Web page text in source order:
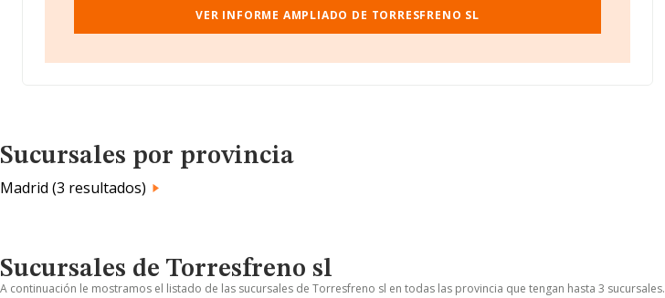
VER INFORME AMPLIADO DE TORRESFRENO SL
Sucursales por provincia
Madrid (3 resultados)
Sucursales de Torresfreno sl
A continuación le mostramos el listado de las sucursales de Torresfreno sl en todas las provincia que tengan hasta 3 sucursales.